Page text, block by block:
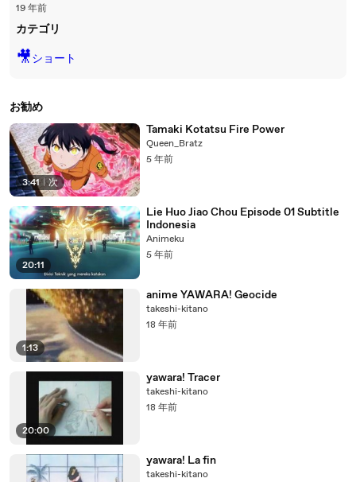
19 年前
カテゴリ
🎥ショート
お勧め
3:41 次
Tamaki Kotatsu Fire Power
Queen_Bratz
5 年前
20:11
Lie Huo Jiao Chou Episode 01 Subtitle
Indonesia
Animeku
5 年前
1:13
anime YAWARA! Geocide
takeshi-kitano
18 年前
20:00
yawara! Tracer
takeshi-kitano
18 年前
yawara! La fin
takeshi-kitano